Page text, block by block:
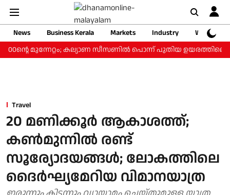
News Business Kerala Markets Industry
Web
മുന്നേറ്റം; കല്യാണ സീസണില്‍ പൊന്ന് പുതിയ
Travel
20 മണിക്കൂര്‍ ആകാശത്ത്;
കണ്‍മുന്നില്‍ രണ്ട്
സൂര്യോദയങ്ങള്‍; ലോകത്തിലെ
ദൈര്‍ഘ്യമേറിയ വിമാനയാത്ര